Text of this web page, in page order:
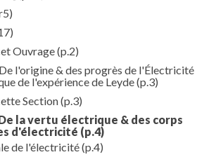
Ouvrage(p.2)
l'origine & des progrès de l'Électricité
de l'expérience de Leyde(p.3)
Section(p.3)
De la vertu électrique & des corps
d'électricité (p.4)
de l'électricité(p.4)